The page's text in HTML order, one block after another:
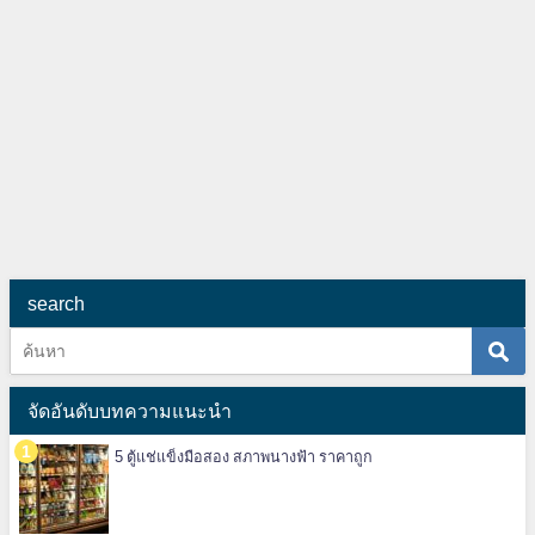
search
จัดอันดับบทความแนะนำ
5 ตู้แช่แข็งมือสอง สภาพนางฟ้า ราคาถูก